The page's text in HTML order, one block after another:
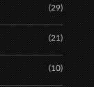
(29)
(21)
(10)